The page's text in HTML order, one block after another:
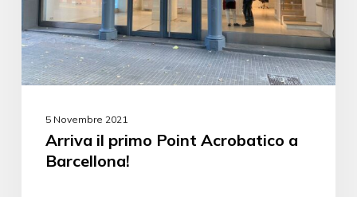
5 Novembre 2021
Arriva il primo Point Acrobatico a
Barcellona!